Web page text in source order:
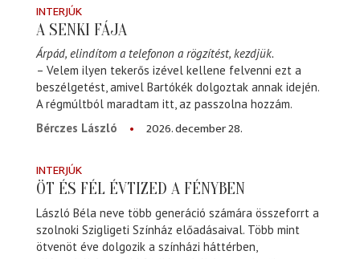
INTERJÚK
A SENKI FÁJA
Árpád, elindítom a telefonon a rögzítést, kezdjük.
– Velem ilyen tekerős izével kellene felvenni ezt a
beszélgetést, amivel Bartókék dolgoztak annak idején.
A régmúltból maradtam itt, az passzolna hozzám.
Bérczes László
2026. december 28.
INTERJÚK
ÖT ÉS FÉL ÉVTIZED A FÉNYBEN
László Béla neve több generáció számára összeforrt a
szolnoki Szigligeti Színház előadásaival. Több mint
ötvenöt éve dolgozik a színházi háttérben,